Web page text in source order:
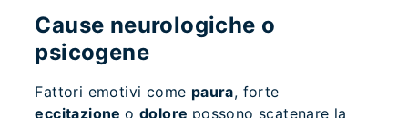
Cause neurologiche o
psicogene
Fattori emotivi come paura, forte
eccitazioneodolore possono scatenare la